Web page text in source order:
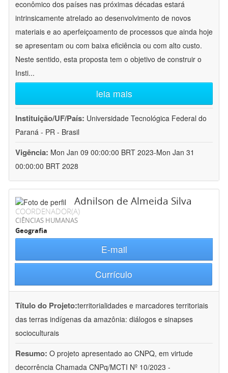
econômico dos países nas próximas décadas estará
intrinsicamente atrelado ao desenvolvimento de novos
materiais e ao aperfeiçoamento de processos que ainda hoje
se apresentam ou com baixa eficiência ou com alto custo.
Neste sentido, esta proposta tem o objetivo de construir o
Insti...
leia mais
Instituição/UF/País: Universidade Tecnológica Federal do
Paraná - PR - Brasil
Vigência: Mon Jan 09 00:00:00 BRT 2023-Mon Jan 31
00:00:00 BRT 2028
Adnilson de Almeida Silva
COORDENADOR(A)
CIÊNCIAS HUMANAS
Geografia
E-mail
Currículo
Título do Projeto:territorialidades e marcadores territoriais
das terras indígenas da amazônia: diálogos e sinapses
socioculturais
Resumo: O projeto apresentado ao CNPQ, em virtude
decorrência Chamada CNPq/MCTI Nº 10/2023 -